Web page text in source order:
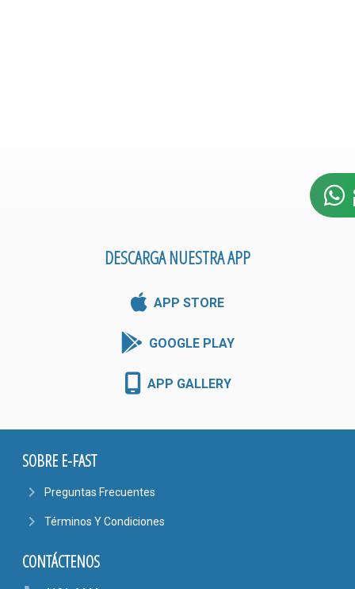
DESCARGA NUESTRA APP
APP STORE
GOOGLE PLAY
APP GALLERY
SOBRE E-FAST
navigate_next Preguntas Frecuentes
navigate_next Términos Y Condiciones
CONTÁCTENOS